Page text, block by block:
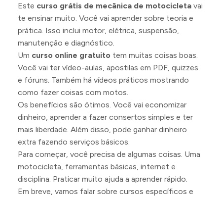
Este curso grátis de mecânica de motocicleta vai
te ensinar muito. Você vai aprender sobre teoria e
prática. Isso inclui motor, elétrica, suspensão,
manutenção e diagnóstico.
Um curso online gratuito tem muitas coisas boas.
Você vai ter vídeo-aulas, apostilas em PDF, quizzes
e fóruns. Também há vídeos práticos mostrando
como fazer coisas com motos.
Os benefícios são ótimos. Você vai economizar
dinheiro, aprender a fazer consertos simples e ter
mais liberdade. Além disso, pode ganhar dinheiro
extra fazendo serviços básicos.
Para começar, você precisa de algumas coisas. Uma
motocicleta, ferramentas básicas, internet e
disciplina. Praticar muito ajuda a aprender rápido.
Em breve, vamos falar sobre cursos específicos e